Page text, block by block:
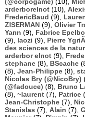
arderborelnot (10),
FredericBaud (9),
ZISERMAN (9), Olivier
Yann (9), Fabrice
(9), laozi (9), Pierre
des sciences de la
arderbor elnot (9),
stephane (8), BScache
(8), Jean-Philippe (8),
Nicolas Bry (@NicoBry)
(@fadouce) (8), Bruno
(8), ~laurent (7), Patrice
Jean-Christophe (7),
Stanislas (7), Alain (7),